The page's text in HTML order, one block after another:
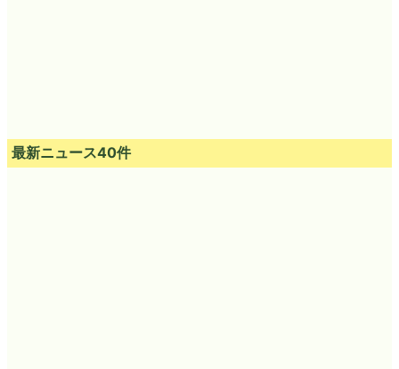
最新ニュース40件